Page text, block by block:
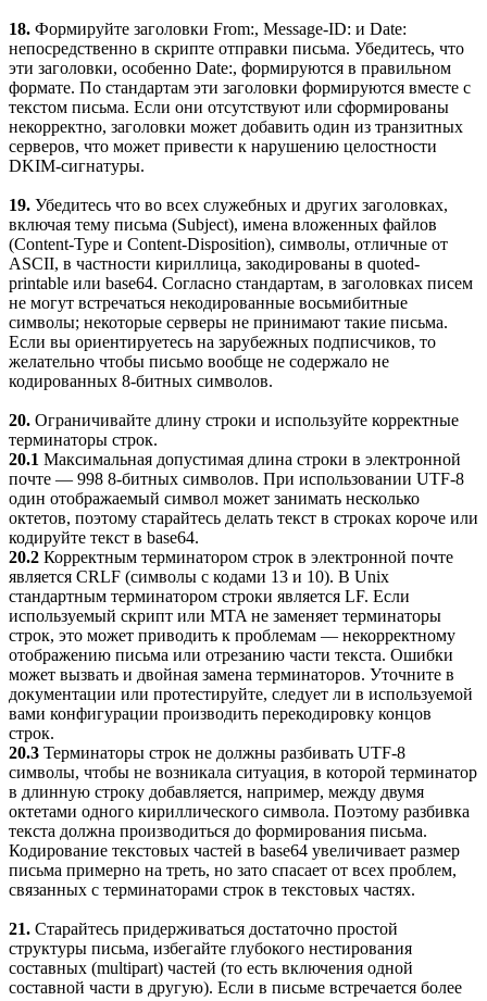
18. Формируйте заголовки From:, Message-ID: и Date:
непосредственно в скрипте отправки письма. Убедитесь, что
эти заголовки, особенно Date:, формируются в правильном
формате. По стандартам эти заголовки формируются вместе с
текстом письма. Если они отсутствуют или сформированы
некорректно, заголовки может добавить один из транзитных
серверов, что может привести к нарушению целостности
DKIM-сигнатуры.
19. Убедитесь что во всех служебных и других заголовках,
включая тему письма (Subject), имена вложенных файлов
(Content-Type и Content-Disposition), символы, отличные от
ASCII, в частности кириллица, закодированы в quoted-
printable или base64. Согласно стандартам, в заголовках писем
не могут встречаться некодированные восьмибитные
символы; некоторые серверы не принимают такие письма.
Если вы ориентируетесь на зарубежных подписчиков, то
желательно чтобы письмо вообще не содержало не
кодированных 8-битных символов.
20. Ограничивайте длину строки и используйте корректные
терминаторы строк.
20.1 Максимальная допустимая длина строки в электронной
почте — 998 8-битных символов. При использовании UTF-8
один отображаемый символ может занимать несколько
октетов, поэтому старайтесь делать текст в строках короче или
кодируйте текст в base64.
20.2 Корректным терминатором строк в электронной почте
является CRLF (символы с кодами 13 и 10). В Unix
стандартным терминатором строки является LF. Если
используемый скрипт или MTA не заменяет терминаторы
строк, это может приводить к проблемам — некорректному
отображению письма или отрезанию части текста. Ошибки
может вызвать и двойная замена терминаторов. Уточните в
документации или протестируйте, следует ли в используемой
вами конфигурации производить перекодировку концов
строк.
20.3 Терминаторы строк не должны разбивать UTF-8
символы, чтобы не возникала ситуация, в которой терминатор
в длинную строку добавляется, например, между двумя
октетами одного кириллического символа. Поэтому разбивка
текста должна производиться до формирования письма.
Кодирование текстовых частей в base64 увеличивает размер
письма примерно на треть, но зато спасает от всех проблем,
связанных с терминаторами строк в текстовых частях.
21. Старайтесь придерживаться достаточно простой
структуры письма, избегайте глубокого нестирования
составных (multipart) частей (то есть включения одной
составной части в другую). Если в письме встречается более